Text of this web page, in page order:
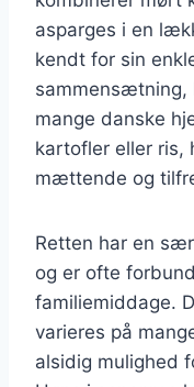
asparges i en
kendt for sin
sammensætning,
mange danske
kartofler eller ris,
mættende og
Retten har en
og er ofte
familiemiddage.
varieres på
alsidig mulighed